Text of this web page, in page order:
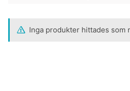
Inga produkter hittades som